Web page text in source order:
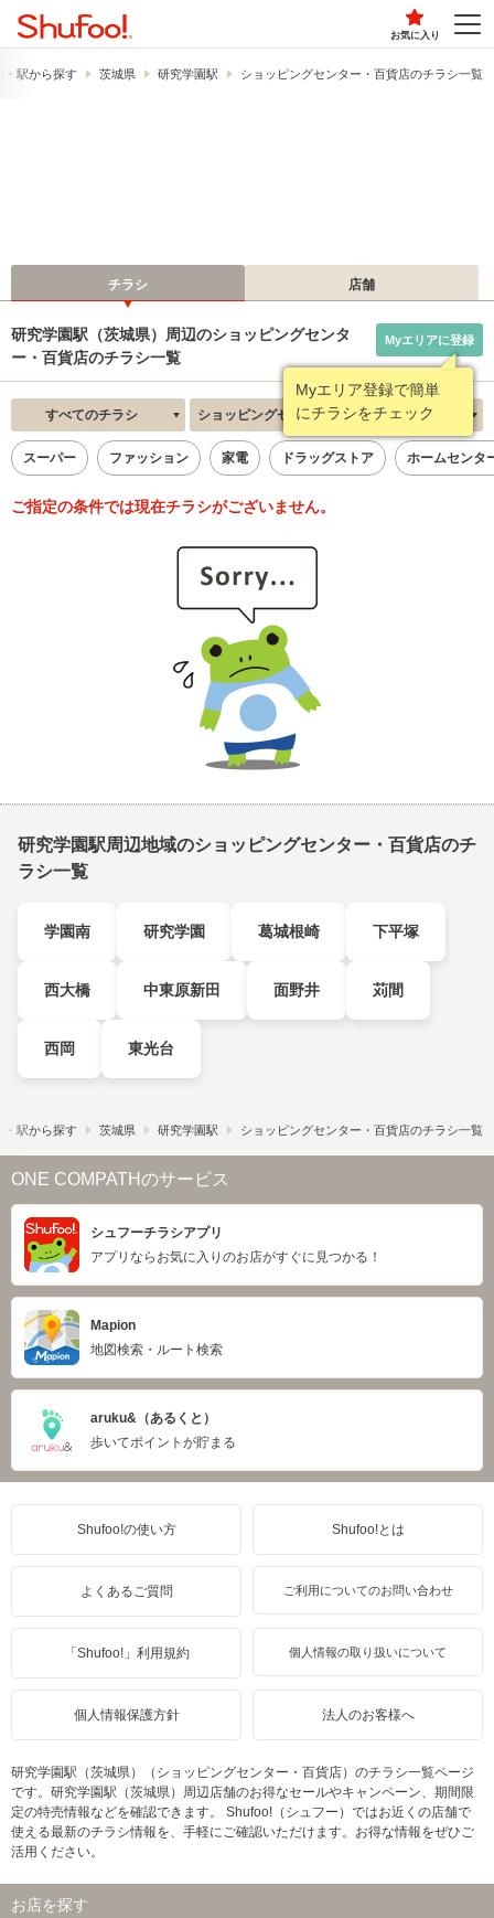
お気に入り
・駅から探す 茨城県 研究学園駅 ショッピングセンター・百貨店のチラシ一覧
チラシ 店舗
研究学園駅（茨城県）周辺のショッピングセンタ
ー・百貨店のチラシ一覧
Myエリア登録で簡単
にチラシをチェック
Myエリアに登録
すべてのチラシ ショッピングセンター・百貨店 新着順
スーパー ファッション 家電 ドラッグストア ホームセンタ
ご指定の条件では現在チラシがございません。
研究学園駅周辺地域のショッピングセンター・百貨店のチ
ラシ一覧
学園南 研究学園 葛城根崎 下平塚
西大橋 中東原新田 面野井 苅間
西岡 東光台
・駅から探す 茨城県 研究学園駅 ショッピングセンター・百貨店のチラシ一覧
ONE COMPATHのサービス
シュフーチラシアプリ
アプリならお気に入りのお店がすぐに見つかる！
Mapion
地図検索・ルート検索
aruku&（あるくと）
歩いてポイントが貯まる
Shufoo!の使い方 Shufoo!とは
よくあるご質問 ご利用についてのお問い合わせ
「Shufoo!」利用規約 個人情報の取り扱いについて
個人情報保護方針 法人のお客様へ
研究学園駅（茨城県）（ショッピングセンター・百貨店）のチラシ一覧ページ
です。研究学園駅（茨城県）周辺店舗のお得なセールやキャンペーン、期間限
定の特売情報などを確認できます。 Shufoo!（シュフー）ではお近くの店舗で
使える最新のチラシ情報を、手軽にご確認いただけます。お得な情報をぜひご
活用ください。
お店を探す